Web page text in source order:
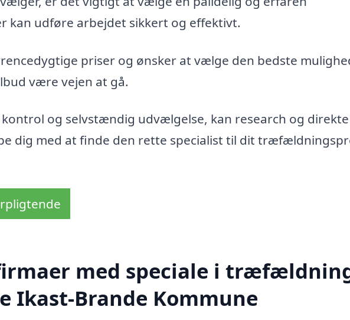
udføre arbejdet sikkert og effektivt.
priser og ønsker at vælge den bedste
være vejen at gå.
og selvstændig udvælgelse, kan research og direkte
dig med at finde den rette specialist til dit
med speciale i
Ikast-Brande Kommune